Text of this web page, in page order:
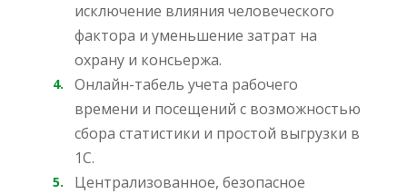
исключение влияния человеческого
фактора и уменьшение затрат на
охрану и консьержа.
Онлайн-табель учета рабочего
времени и посещений с возможностью
сбора статистики и простой выгрузки в
1C.
Централизованное, безопасное